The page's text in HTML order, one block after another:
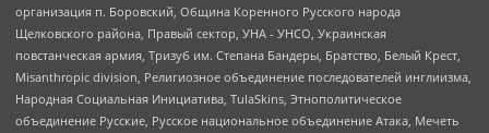
организация п. Боровский, Община Коренного Русского народа
Щелковского района, Правый сектор, УНА - УНСО, Украинская
повстанческая армия, Тризуб им. Степана Бандеры, Братство, Белый Крест,
Misanthropic division, Религиозное объединение последователей инглиизма,
Народная Социальная Инициатива, TulaSkins, Этнополитическое
объединение Русские, Русское национальное объединение Атака, Мечеть